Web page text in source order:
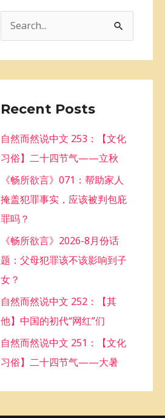
c
f
o
:
Recent Posts
自然而然说中文 253：【文化
习俗】二十四节气——立秋
《畅所欲言》071：帮助家人
掩盖犯罪事实，应该被判包庇
罪吗？
《畅所欲言》2026-8月份话
题：父母犯罪该不该影响到子
女？
自然而然说中文 252：【其
他】中国的初代“网红”们
自然而然说中文 251：【文化
习俗】二十四节气——大暑